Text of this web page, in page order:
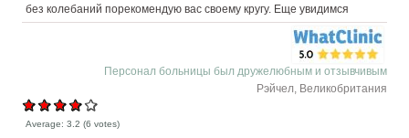
без колебаний порекомендую вас своему кругу. Еще увидимся
Персонал больницы был дружелюбным и отзывчивым
Рэйчел, Великобритания
Average:3.2 (6 votes)